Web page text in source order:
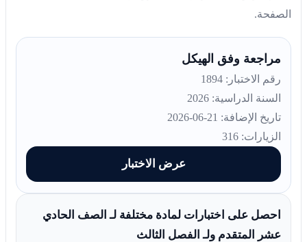
مراجعة وفق الهيكل
رقم الاختبار: 1894
السنة الدراسية: 2026
تاريخ الإضافة: 21-06-2026
الزيارات: 316
عرض الاختبار
احصل على اختبارات لمادة مختلفة لـ الصف الحادي
عشر المتقدم ولـ الفصل الثالث